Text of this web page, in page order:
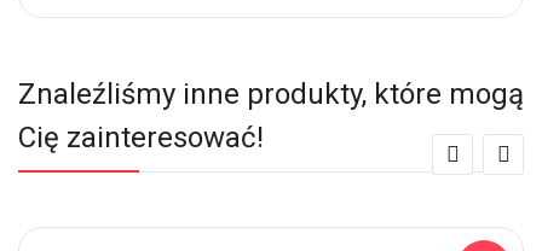
Znaleźliśmy inne produkty, które mogą
Cię zainteresować!